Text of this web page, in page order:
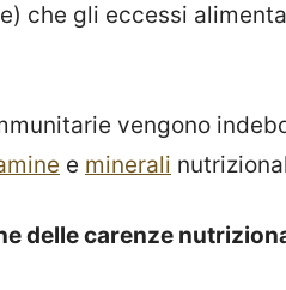
che gli eccessi
vengono
e minerali
delle carenze